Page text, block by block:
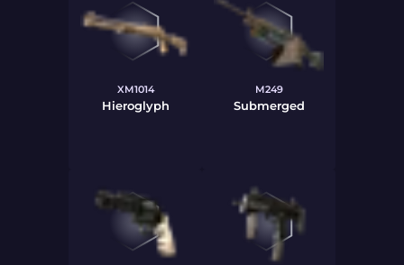
XM1014
Hieroglyph
M249
Submerged